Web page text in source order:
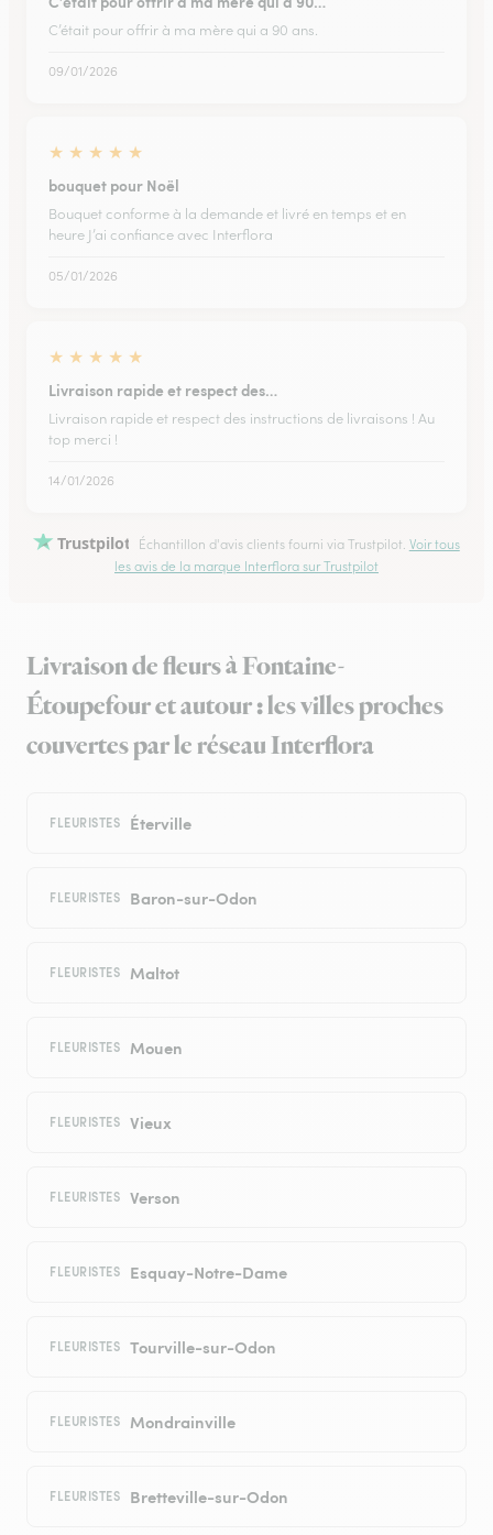
C’était pour offrir à ma mère qui a 90 ans.
09/01/2026
★ ★ ★ ★ ★
bouquet pour Noël
Bouquet conforme à la demande et livré en temps et en
heure J’ai confiance avec Interflora
05/01/2026
★ ★ ★ ★ ★
Livraison rapide et respect des…
Livraison rapide et respect des instructions de livraisons ! Au
top merci !
14/01/2026
Trustpilot Échantillon d'avis clients fourni via Trustpilot. Voir tous
les avis de la marque Interflora sur Trustpilot
Livraison de fleurs à Fontaine-
Étoupefour et autour : les villes proches
couvertes par le réseau Interflora
FLEURISTES Éterville
FLEURISTES Baron-sur-Odon
FLEURISTES Maltot
FLEURISTES Mouen
FLEURISTES Vieux
FLEURISTES Verson
FLEURISTES Esquay-Notre-Dame
FLEURISTES Tourville-sur-Odon
FLEURISTES Mondrainville
FLEURISTES Bretteville-sur-Odon